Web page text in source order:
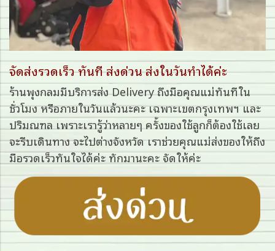
จัดส่งรวดเร็ว ทันที ส่งด่วน ส่งในวันทำได้ค่ะ
ร้านพุงกลมมีบริการส่ง Delivery ถึงมือคุณแม่ทันทีใน
ชั่วโมง หรือภายในวันแล้วนะคะ เฉพาะเขตกรุงเทพฯ และ
ปริมณฑล เพราะเรารู้ว่าหลายๆ ครั้งของใช้ลูกก็ต้องใช้เลย
จะรีบเดินทาง จะไปต่างจังหวัด เราช่วยคุณแม่ส่งของให้ถึง
มือรวดเร็วทันใจได้ค่ะ ทักมานะคะ จัดให้ค่ะ